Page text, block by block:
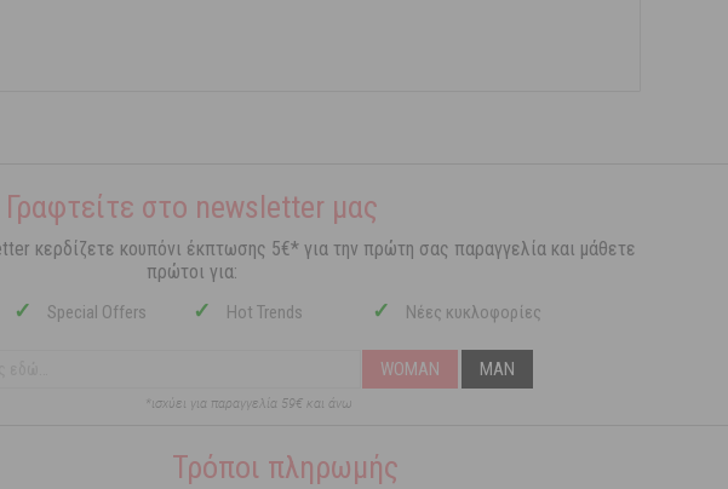
Γραφτείτε στο newsletter μας
κερδίζετε κουπόνι έκπτωσης 5€* για την πρώτη σας παραγγελία και μάθετε
πρώτοι για:
✓ Special Offers ✓ Hot Trends ✓ Νέες κυκλοφορίες
WOMAN MAN
*ισχύει για παραγγελία 59€ και άνω
Τρόποι πληρωμής